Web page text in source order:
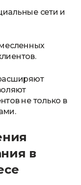
сети и
не только в
в